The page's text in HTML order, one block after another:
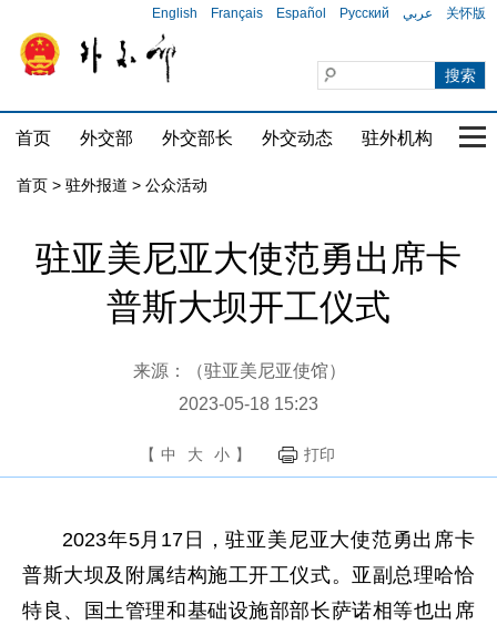
English Français Español Русский عربي 关怀版
首页 外交部 外交部长 外交动态 驻外机构 国
首页 > 驻外报道 > 公众活动
驻亚美尼亚大使范勇出席卡
普斯大坝开工仪式
来源：（驻亚美尼亚使馆）
2023-05-18 15:23
【 中 大 小 】 打印
2023年5月17日，驻亚美尼亚大使范勇出席卡
普斯大坝及附属结构施工开工仪式。亚副总理哈恰
特良、国土管理和基础设施部部长萨诺相等也出席